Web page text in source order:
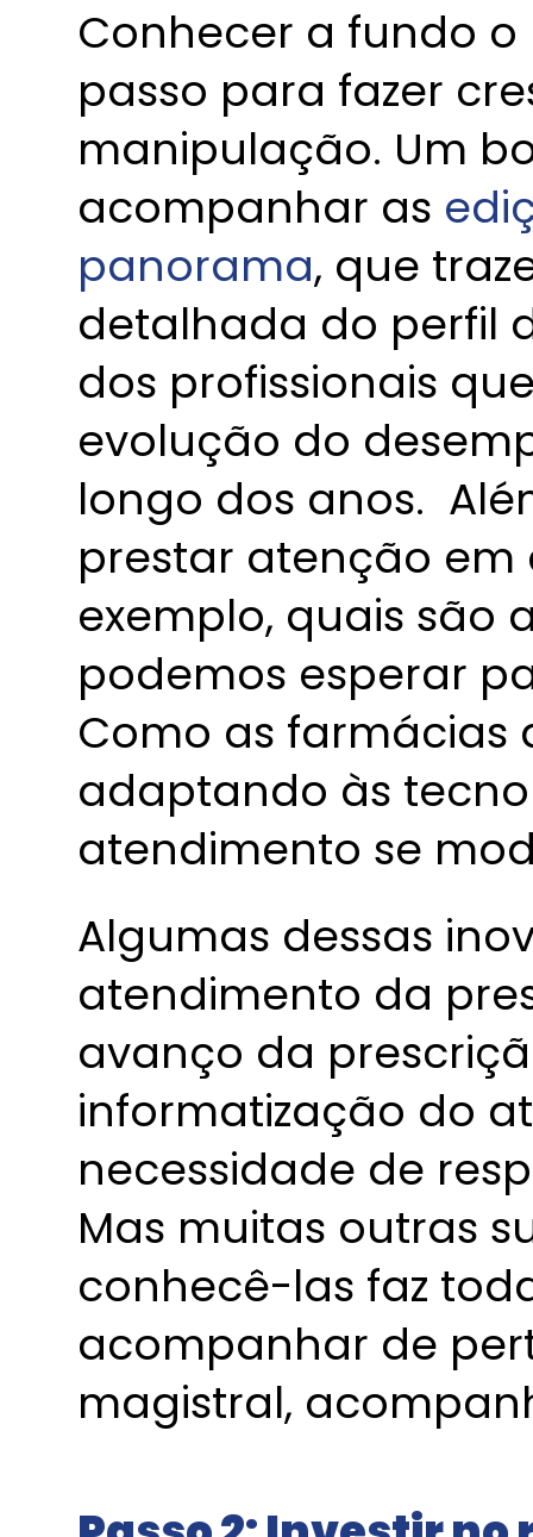
Conhecer a fundo
passo para fazer
manipulação. Um
acompanhar as
panorama, que
detalhada do perfil
dos profissionais
evolução do
longo dos anos.
prestar atenção em
exemplo, quais são
podemos esperar
Como as farmácias
adaptando às
atendimento se
Algumas dessas
atendimento da
avanço da
informatização do
necessidade de
Mas muitas outras
conhecê-las faz
acompanhar de
magistral,